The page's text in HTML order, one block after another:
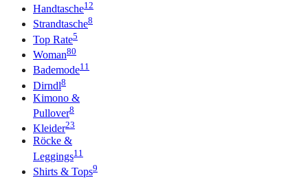
Handtasche12
Strandtasche8
Top Rate5
Woman80
Bademode11
Dirndl8
Kimono &
Pullover8
Kleider23
Röcke &
Leggings11
Shirts & Tops9